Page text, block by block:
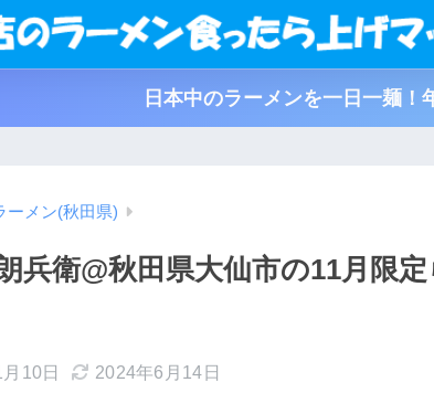
日本中のラーメンを一日一麺
ーメン(秋田県)
兵衛@秋田県大仙市の11月限
10日 2024年6月14日